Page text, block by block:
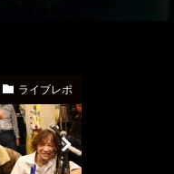
ライブレポ